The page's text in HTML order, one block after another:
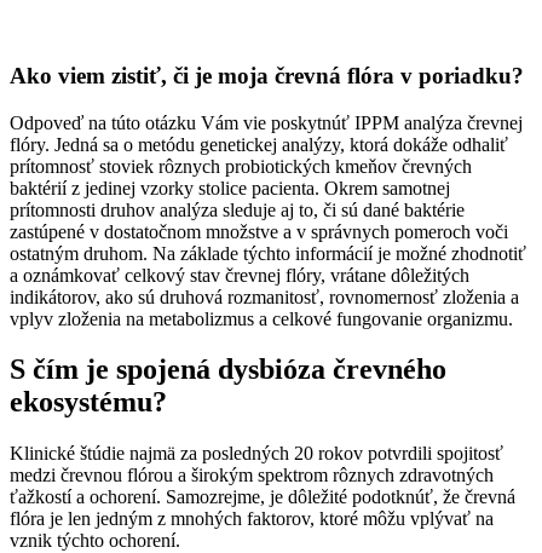
Ako viem zistiť, či je moja črevná flóra v poriadku?
Odpoveď na túto otázku Vám vie poskytnúť IPPM analýza črevnej
flóry. Jedná sa o metódu genetickej analýzy, ktorá dokáže odhaliť
prítomnosť stoviek rôznych probiotických kmeňov črevných
baktérií z jedinej vzorky stolice pacienta. Okrem samotnej
prítomnosti druhov analýza sleduje aj to, či sú dané baktérie
zastúpené v dostatočnom množstve a v správnych pomeroch voči
ostatným druhom. Na základe týchto informácií je možné zhodnotiť
a oznámkovať celkový stav črevnej flóry, vrátane dôležitých
indikátorov, ako sú druhová rozmanitosť, rovnomernosť zloženia a
vplyv zloženia na metabolizmus a celkové fungovanie organizmu.
S čím je spojená dysbióza črevného
ekosystému?
Klinické štúdie najmä za posledných 20 rokov potvrdili spojitosť
medzi črevnou flórou a širokým spektrom rôznych zdravotných
ťažkostí a ochorení. Samozrejme, je dôležité podotknúť, že črevná
flóra je len jedným z mnohých faktorov, ktoré môžu vplývať na
vznik týchto ochorení.